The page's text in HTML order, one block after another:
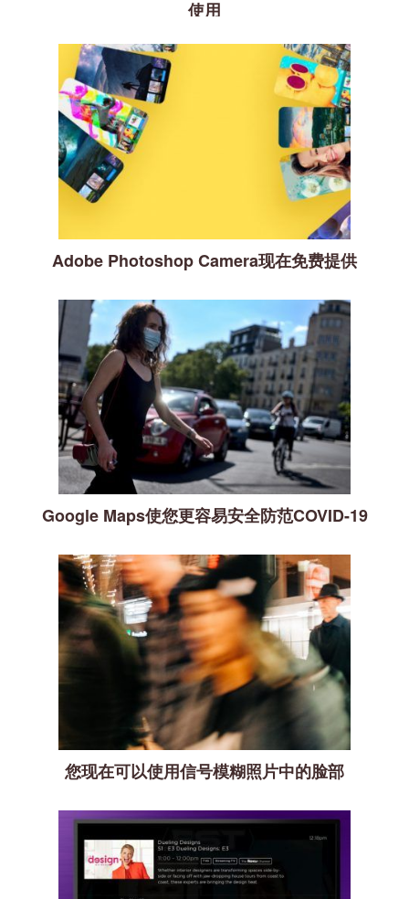
使用
Adobe Photoshop Camera现在免费提供
Google Maps使您更容易安全防范COVID-19
您现在可以使用信号模糊照片中的脸部